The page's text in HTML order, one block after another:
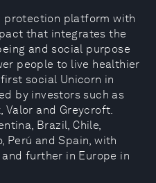
protection platform with
that integrates the
and social purpose
people to live healthier
social Unicorn in
by investors such as
Valor and Greycroft.
Brazil, Chile,
Perú and Spain, with
further in Europe in